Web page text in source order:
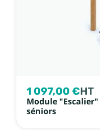
1 097,00 €HT
Module
séniors